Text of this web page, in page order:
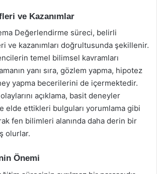
ve Kazanımlar
Değerlendirme süreci, belirli
ve kazanımları doğrultusunda şekillenir.
temel bilimsel kavramları
yanı sıra, gözlem yapma, hipotez
yapma becerilerini de içermektedir.
açıklama, basit deneyler
elde ettikleri bulguları yorumlama gibi
fen bilimleri alanında daha derin bir
olurlar.
Önemi